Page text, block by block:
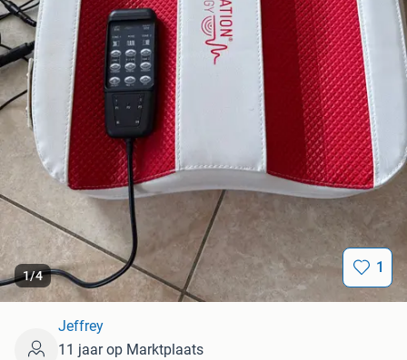
1/4 1
Jeffrey
11 jaar op Marktplaats